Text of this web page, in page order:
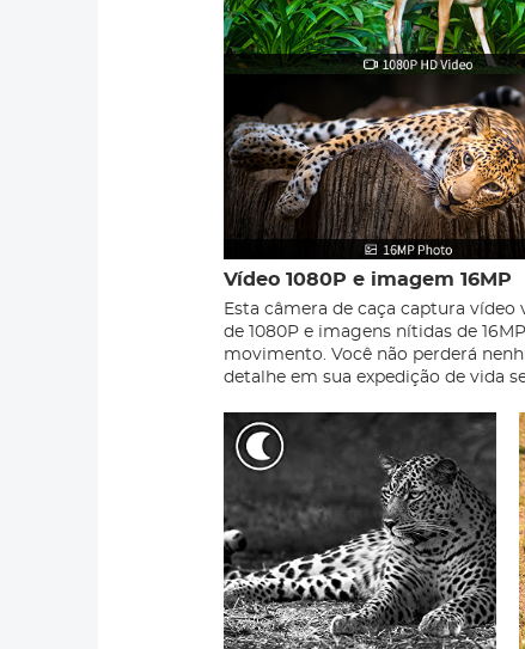
Vídeo 1080P e imagem 16MP
Esta câmera de caça captura vídeo
de 1080P e imagens nítidas de
movimento. Você não perderá
detalhe em sua expedição de vida